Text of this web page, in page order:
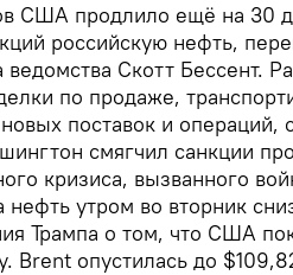
США продлило ещё на 30
российскую нефть,
Скотт Бессент.
по продаже,
поставок и операций,
смягчил санкции
кризиса, вызванного
утром во вторник
Трампа о том, что США
Brent опустилась до